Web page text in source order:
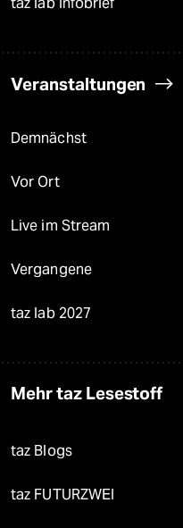
Veranstaltungen
Demnächst
Vor Ort
Live im Stream
Vergangene
taz lab 2027
Mehr taz Lesestoff
taz Blogs
taz FUTURZWEI